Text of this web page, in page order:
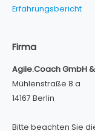
Erfahrungsbericht
Firma
Agile.Coach GmbH &
Mühlenstraße 8 a
14167 Berlin
Bitte beachten Sie